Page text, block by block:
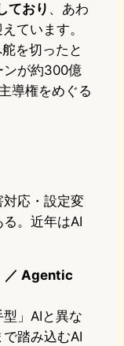
ており 、あわ
ています。
を切ったと
ンが約300億
導権をめぐる
応・設定変
。近年はAI
／ Agentic
」AIと異な
踏み込むAI